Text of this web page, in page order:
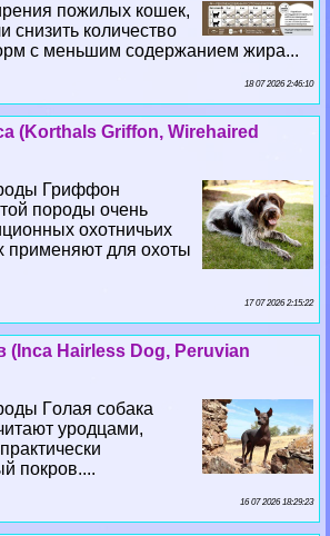
пожилых кошек,
снизить количество
с меньшим содержанием жира...
18 07 2026 2:46:10
(Korthals Griffon, Wirehaired
Гриффон
породы очень
охотничьих
применяют для охоты
17 07 2026 2:15:22
(Inca Hairless Dog, Peruvian
Гoлая собака
уpoдцами,
покров....
16 07 2026 18:29:23